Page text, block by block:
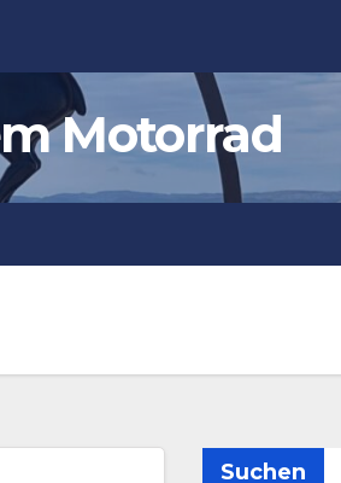
Motorrad
Suchen